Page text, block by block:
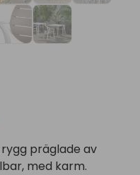
präglade av
med karm.